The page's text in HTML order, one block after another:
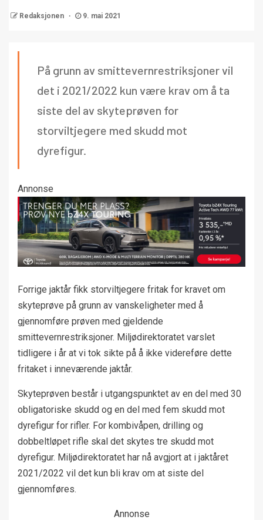
Redaksjonen 9. mai 2021
På grunn av smittevernrestriksjoner vil
det i 2021/2022 kun være krav om å ta
siste del av skyteprøven for
storviltjegere med skudd mot
dyrefigur.
Annonse
Forrige jaktår fikk storviltjegere fritak for kravet om
skyteprøve på grunn av vanskeligheter med å
gjennomføre prøven med gjeldende
smittevernrestriksjoner. Miljødirektoratet varslet
tidligere i år at vi tok sikte på å ikke videreføre dette
fritaket i inneværende jaktår.
Skyteprøven består i utgangspunktet av en del med 30
obligatoriske skudd og en del med fem skudd mot
dyrefigur for rifler. For kombivåpen, drilling og
dobbeltløpet rifle skal det skytes tre skudd mot
dyrefigur. Miljødirektoratet har nå avgjort at i jaktåret
2021/2022 vil det kun bli krav om at siste del
gjennomføres.
Annonse